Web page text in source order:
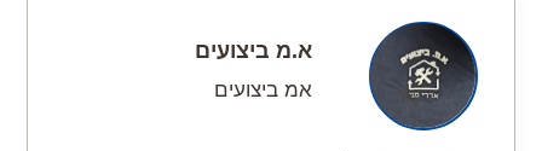
א.מ ביצועים
אמ ביצועים